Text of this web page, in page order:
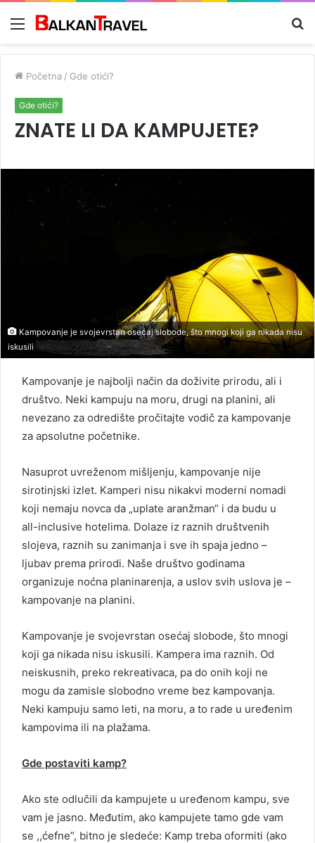
Meni
Početna / Gde otići?
Gde otići?
ZNATE LI DA KAMPUJETE?
Kampovanje je svojevrstan osećaj slobode, što mnogi koji ga nikada nisu
iskusili
Kampovanje je najbolji način da doživite prirodu, ali i
društvo. Neki kampuju na moru, drugi na planini, ali
nevezano za odredište pročitajte vodič za kampovanje
za apsolutne početnike.
Nasuprot uvreženom mišljenju, kampovanje nije
sirotinjski izlet. Kamperi nisu nikakvi moderni nomadi
koji nemaju novca da „uplate aranžman“ i da budu u
all-inclusive hotelima. Dolaze iz raznih društvenih
slojeva, raznih su zanimanja i sve ih spaja jedno –
ljubav prema prirodi. Naše društvo godinama
organizuje noćna planinarenja, a uslov svih uslova je –
kampovanje na planini.
Kampovanje je svojevrstan osećaj slobode, što mnogi
koji ga nikada nisu iskusili. Kampera ima raznih. Od
neiskusnih, preko rekreativaca, pa do onih koji ne
mogu da zamisle slobodno vreme bez kampovanja.
Neki kampuju samo leti, na moru, a to rade u uređenim
kampovima ili na plažama.
Gde postaviti kamp?
Ako ste odlučili da kampujete u uređenom kampu, sve
vam je jasno. Međutim, ako kampujete tamo gde vam
se ,,ćefne”, bitno je sledeće: Kamp treba oformiti (ako